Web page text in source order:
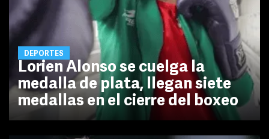
DEPORTES
Lorien Alonso se cuelga la
medalla de plata, llegan siete
medallas en el cierre del boxeo